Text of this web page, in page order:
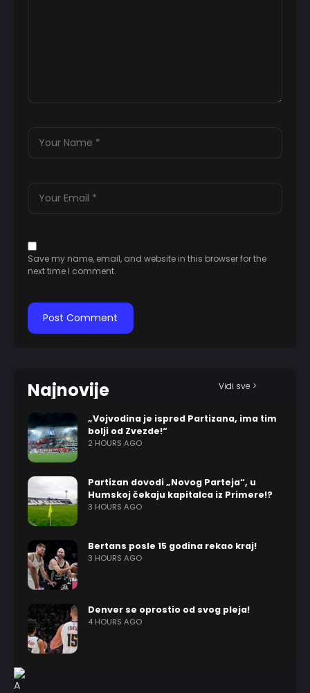
Save my name, email, and website in this browser for the
next time I comment.
Najnovije Vidi sve >
„Vojvodina je ispred Partizana, ima tim
bolji od Zvezde!“
2 HOURS AGO
Partizan dovodi „Novog Parteja“, u
Humskoj čekaju kapitalca iz Primere!?
3 HOURS AGO
Bertans posle 15 godina rekao kraj!
3 HOURS AGO
Denver se oprostio od svog pleja!
4 HOURS AGO